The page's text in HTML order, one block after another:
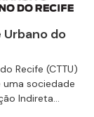
do
Recife (CTTU)
sociedade
Indireta...